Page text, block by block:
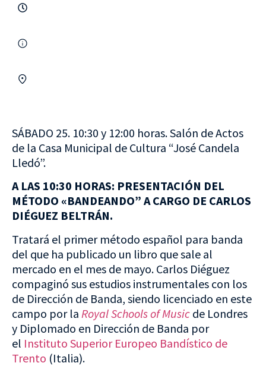
SÁBADO 25. 10:30 y 12:00 horas. Salón de Actos
de la Casa Municipal de Cultura “José Candela
Lledó”.
A LAS 10:30 HORAS: PRESENTACIÓN DEL
MÉTODO «BANDEANDO” A CARGO DE CARLOS
DIÉGUEZ BELTRÁN.
Tratará el primer método español para banda
del que ha publicado un libro que sale al
mercado en el mes de mayo. Carlos Diéguez
compaginó sus estudios instrumentales con los
de Dirección de Banda, siendo licenciado en este
campo por la Royal Schools of Music de Londres
y Diplomado en Dirección de Banda por
el Instituto Superior Europeo Bandístico de
Trento (Italia).